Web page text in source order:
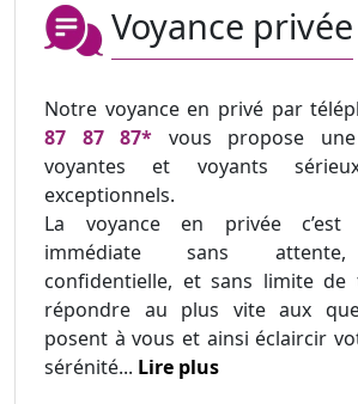
Voyance privée
Notre voyance en privé par
87 87 87* vous propose
voyantes et voyants
exceptionnels.
La voyance en privée c’est
immédiate sans attente,
confidentielle, et sans limite
répondre au plus vite aux
posent à vous et ainsi éclaircir
sérénité... Lire plus